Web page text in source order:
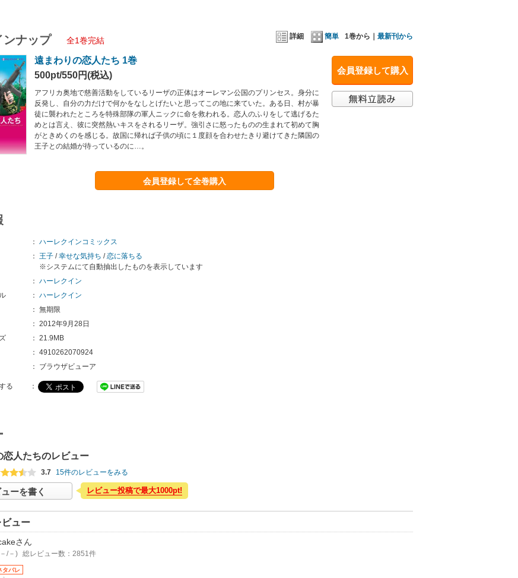
詳細 簡単 1巻から｜ 最新刊から
ンナップ 全1巻完結
会員登録して購入
遠まわりの恋人たち 1巻
500pt/550円(税込)
アフリカ奥地で慈善活動をしているリーザの正体はオーレマン公国のプリンセス。身分に
反発し、自分の力だけで何かをなしとげたいと思ってこの地に来ていた。ある日、村が暴
徒に襲われたところを特殊部隊の軍人ニックに命を救われる。恋人のふりをして逃げるた
めとは言え、彼に突然熱いキスをされるリーザ。強引さに怒ったものの生まれて初めて胸
がときめくのを感じる。故国に帰れば子供の頃に１度顔を合わせたきり避けてきた隣国の
王子との結婚が待っているのに…。
会員登録して全巻購入
： ハーレクインコミックス
： 王子 /幸せな気持ち /恋に落ちる
※システムにて自動抽出したものを表示しています
： ハーレクイン
： ハーレクイン
： 無期限
： 2012年9月28日
： 21.9MB
： 4910262070924
： ブラウザビューア
る ：
恋人たちのレビュー
3.7 15件のレビューをみる
ーを書く レビュー投稿で最大1000pt!
ュー
さん
/－) 総レビュー数：2851件
タバレ